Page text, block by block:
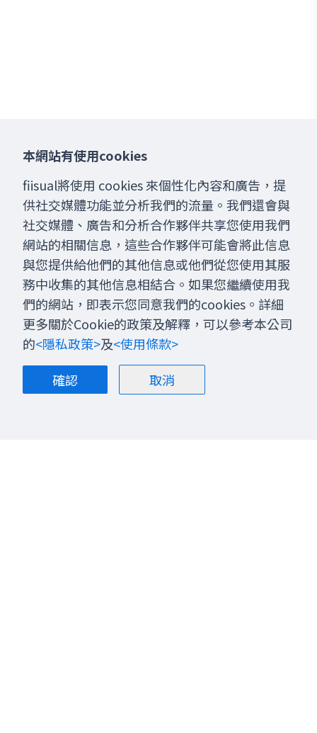
本網站有使用cookies
fiisual將使用 cookies 來個性化內容和廣告，提
供社交媒體功能並分析我們的流量。我們還會與
社交媒體、廣告和分析合作夥伴共享您使用我們
網站的相關信息，這些合作夥伴可能會將此信息
與您提供給他們的其他信息或他們從您使用其服
務中收集的其他信息相結合。如果您繼續使用我
們的網站，即表示您同意我們的cookies。詳細
更多關於Cookie的政策及解釋，可以參考本公司
的<隱私政策>及<使用條款>
確認
取消